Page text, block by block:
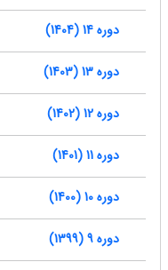
دوره 14 (1404)
دوره 13 (1403)
دوره 12 (1402)
دوره 11 (1401)
دوره 10 (1400)
دوره 9 (1399)